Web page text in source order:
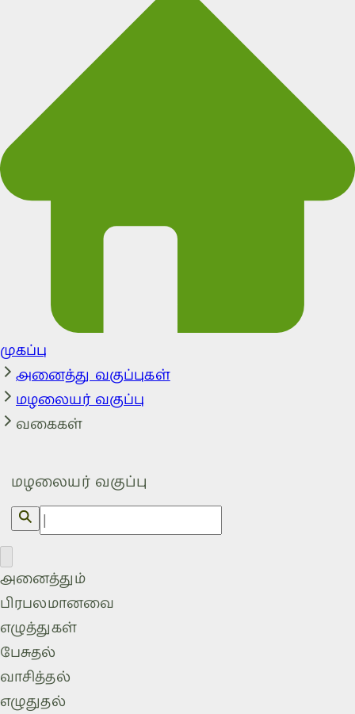
முகப்பு
அனைத்து வகுப்புகள்
மழலையர் வகுப்பு
வகைகள்
மழலையர் வகுப்பு
அனைத்தும்
பிரபலமானவை
எழுத்துகள்
பேசுதல்
வாசித்தல்
எழுதுதல்